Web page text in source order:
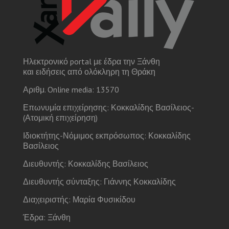
Ηλεκτρονικό portal με έδρα την Ξάνθη
και ειδήσεις από ολόκληρη τη Θράκη
Αριθμ. Online media: 13570
Επωνυμία επιχείρησης: Κοκκαλίδης Βασίλειος-
(Ατομική επιχείρηση)
Ιδιοκτήτης-Νόμιμος εκπρόσωπος: Κοκκαλίδης
Βασίλειος
Διευθυντής: Κοκκαλίδης Βασίλειος
Διευθυντής σύνταξης: Γιάννης Κοκκαλίδης
Διαχειριστής: Μαρία Φυσικίδου
Έδρα: Ξάνθη